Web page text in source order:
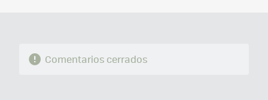
Comentarios cerrados